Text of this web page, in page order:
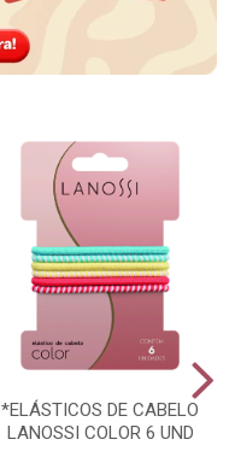
*ELÁSTICOS DE CABELO
LANOSSI COLOR 6 UND